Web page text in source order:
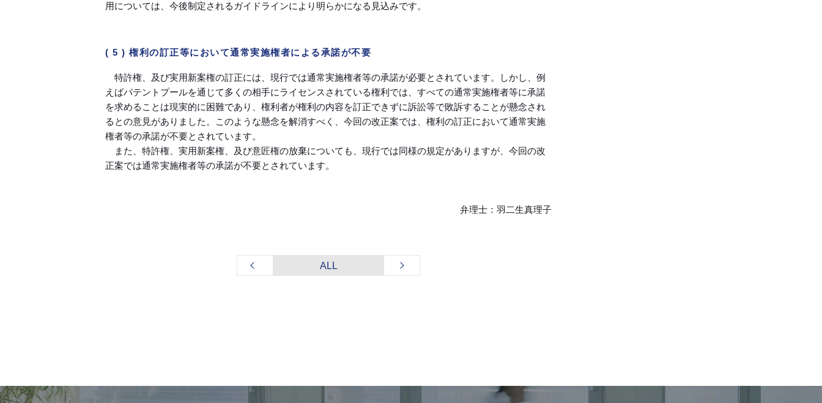
用については、今後制定されるガイドラインにより明らかになる見込みです。
( 5 ) 権利の訂正等において通常実施権者による承諾が不要
特許権、及び実用新案権の訂正には、現行では通常実施権者等の承諾が必要とされています。しかし、例
えばパテントプールを通じて多くの相手にライセンスされている権利では、すべての通常実施権者等に承諾
を求めることは現実的に困難であり、権利者が権利の内容を訂正できずに訴訟等で敗訴することが懸念され
るとの意見がありました。このような懸念を解消すべく、今回の改正案では、権利の訂正において通常実施
権者等の承諾が不要とされています。
また、特許権、実用新案権、及び意匠権の放棄についても、現行では同様の規定がありますが、今回の改
正案では通常実施権者等の承諾が不要とされています。
弁理士：羽二生真理子
ALL